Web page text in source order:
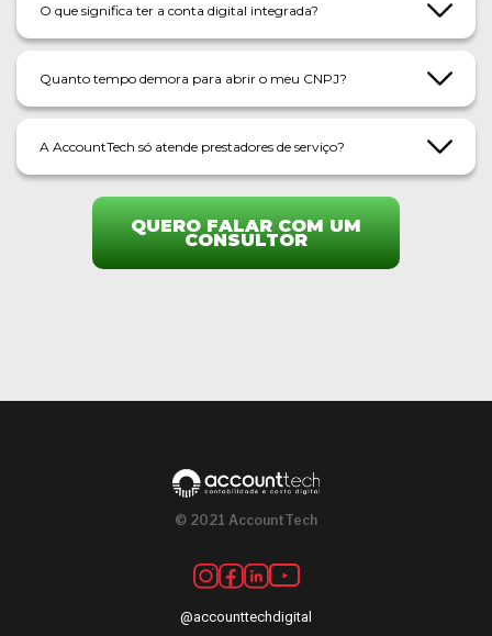
O que significa ter a conta digital integrada?
Quanto tempo demora para abrir o meu CNPJ?
A AccountTech só atende prestadores de serviço?
QUERO FALAR COM UM
CONSULTOR
© 2021 AccountTech
@accounttechdigital